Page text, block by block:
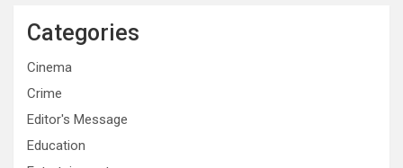
Categories
Cinema
Crime
Editor's Message
Education